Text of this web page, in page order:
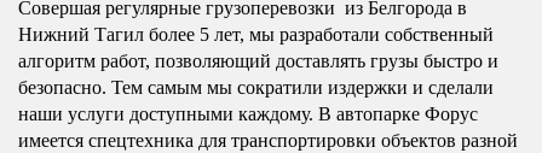
Совершая регулярные грузоперевозки из Белгорода в
Нижний Тагил более 5 лет, мы разработали собственный
алгоритм работ, позволяющий доставлять грузы быстро и
безопасно. Тем самым мы сократили издержки и сделали
наши услуги доступными каждому. В автопарке Форус
имеется спецтехника для транспортировки объектов разной